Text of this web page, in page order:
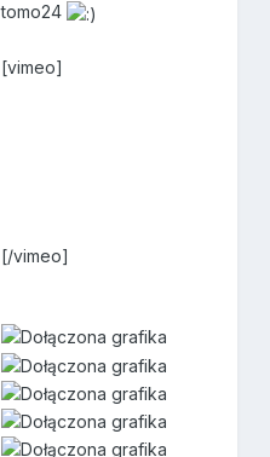
tomo24
[vimeo]
[/vimeo]